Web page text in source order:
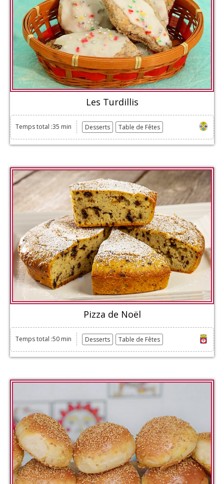
Les Turdillis
Temps total :35 min Desserts Table de Fêtes
Pizza de Noël
Temps total :50 min Desserts Table de Fêtes